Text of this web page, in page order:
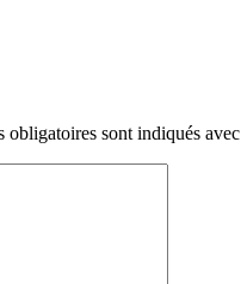
obligatoires sont indiqués avec